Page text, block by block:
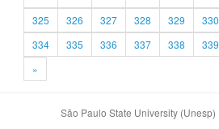
325
326 327 328 329 330
334
335 336 337 338 339
»
São Paulo State University (Unesp)